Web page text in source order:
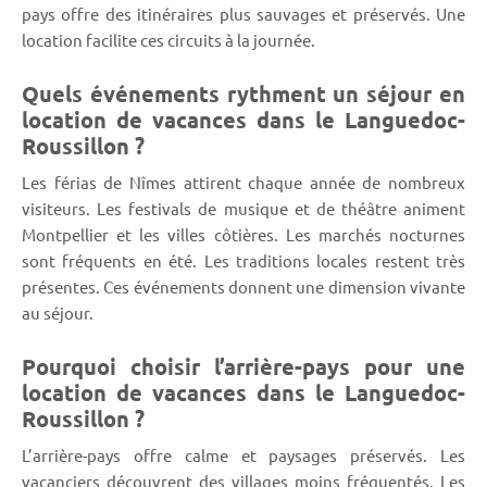
pays offre des itinéraires plus sauvages et préservés. Une
location facilite ces circuits à la journée.
Quels événements rythment un séjour en
location de vacances dans le Languedoc-
Roussillon ?
Les férias de Nîmes attirent chaque année de nombreux
visiteurs. Les festivals de musique et de théâtre animent
Montpellier et les villes côtières. Les marchés nocturnes
sont fréquents en été. Les traditions locales restent très
présentes. Ces événements donnent une dimension vivante
au séjour.
Pourquoi choisir l’arrière-pays pour une
location de vacances dans le Languedoc-
Roussillon ?
L’arrière-pays offre calme et paysages préservés. Les
vacanciers découvrent des villages moins fréquentés. Les